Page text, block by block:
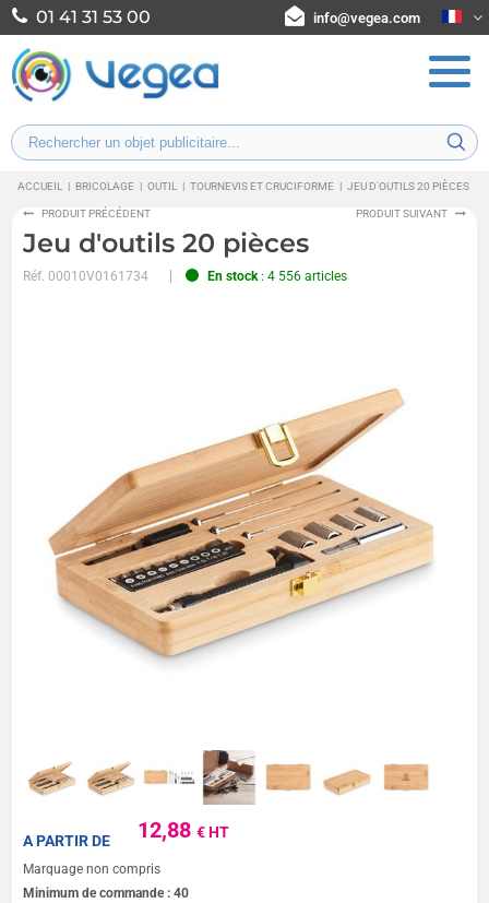
01 41 31 53 00 info@vegea.com
ACCUEIL | BRICOLAGE | OUTIL | TOURNEVIS ET CRUCIFORME | JEU D'OUTILS 20 PIÈCES
PRODUIT PRÉCÉDENT PRODUIT SUIVANT
Jeu d'outils 20 pièces
Réf.00010V0161734 En stock: 4 556 articles
12,88€ HT
A PARTIR DE
Marquage non compris
Minimum de commande :40